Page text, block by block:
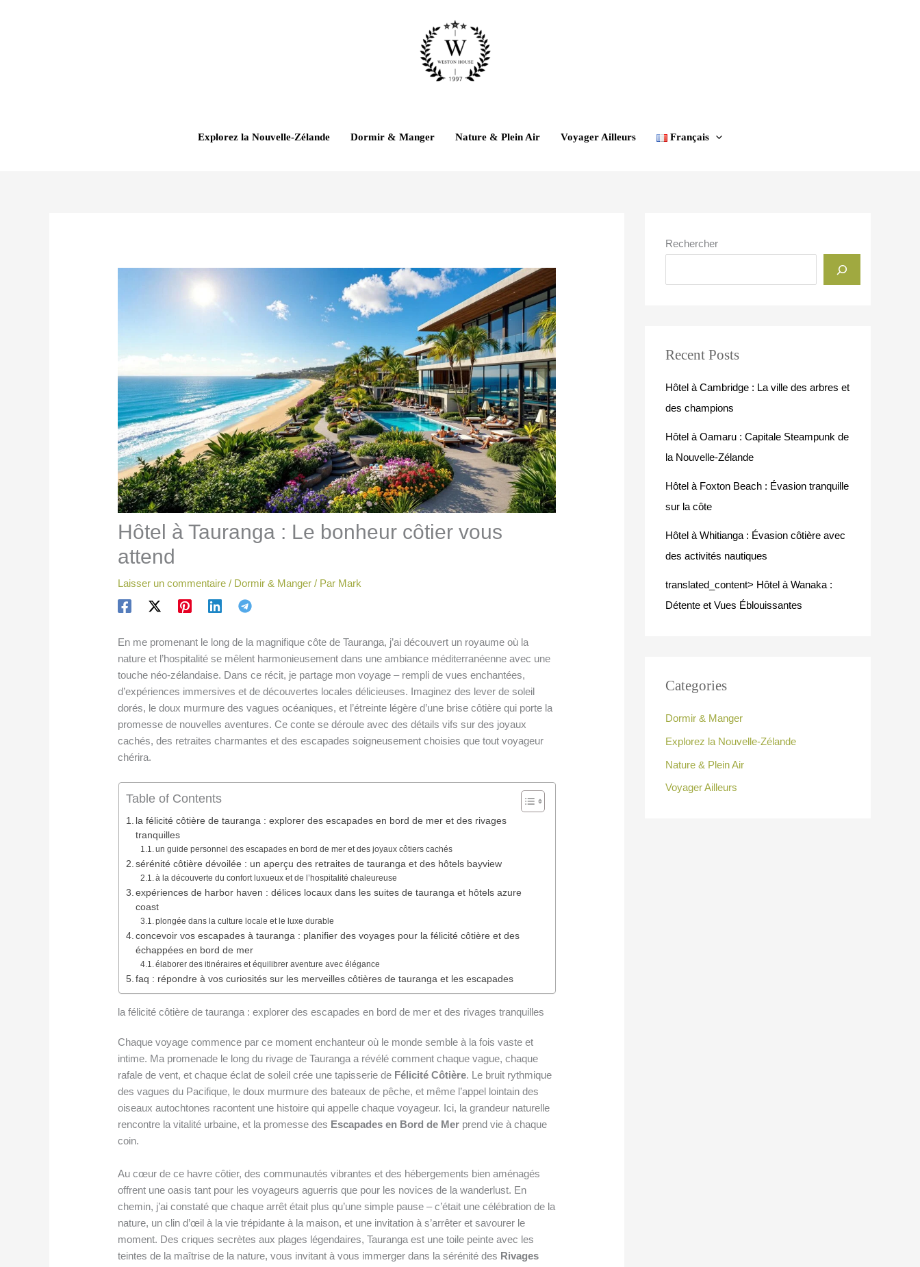
Explorez la Nouvelle-Zélande Dormir & Manger Nature & Plein Air Voyager Ailleurs Français
Hôtel à Tauranga : Le bonheur côtier vous
attend
Laisser un commentaire / Dormir & Manger / Par Mark
En me promenant le long de la magnifique côte de Tauranga, j’ai découvert un royaume où la
nature et l’hospitalité se mêlent harmonieusement dans une ambiance méditerranéenne avec une
touche néo-zélandaise. Dans ce récit, je partage mon voyage – rempli de vues enchantées,
d’expériences immersives et de découvertes locales délicieuses. Imaginez des lever de soleil
dorés, le doux murmure des vagues océaniques, et l’étreinte légère d’une brise côtière qui porte la
promesse de nouvelles aventures. Ce conte se déroule avec des détails vifs sur des joyaux
cachés, des retraites charmantes et des escapades soigneusement choisies que tout voyageur
chérira.
Table of Contents
la félicité côtière de tauranga : explorer des escapades en bord de mer et des rivages
tranquilles
un guide personnel des escapades en bord de mer et des joyaux côtiers cachés
sérénité côtière dévoilée : un aperçu des retraites de tauranga et des hôtels bayview
à la découverte du confort luxueux et de l’hospitalité chaleureuse
expériences de harbor haven : délices locaux dans les suites de tauranga et hôtels azure
coast
plongée dans la culture locale et le luxe durable
concevoir vos escapades à tauranga : planifier des voyages pour la félicité côtière et des
échappées en bord de mer
élaborer des itinéraires et équilibrer aventure avec élégance
faq : répondre à vos curiosités sur les merveilles côtières de tauranga et les escapades
la félicité côtière de tauranga : explorer des escapades en bord de mer et des rivages tranquilles
Chaque voyage commence par ce moment enchanteur où le monde semble à la fois vaste et
intime. Ma promenade le long du rivage de Tauranga a révélé comment chaque vague, chaque
rafale de vent, et chaque éclat de soleil crée une tapisserie de Félicité Côtière. Le bruit rythmique
des vagues du Pacifique, le doux murmure des bateaux de pêche, et même l’appel lointain des
oiseaux autochtones racontent une histoire qui appelle chaque voyageur. Ici, la grandeur naturelle
rencontre la vitalité urbaine, et la promesse des Escapades en Bord de Mer prend vie à chaque
coin.
Au cœur de ce havre côtier, des communautés vibrantes et des hébergements bien aménagés
offrent une oasis tant pour les voyageurs aguerris que pour les novices de la wanderlust. En
chemin, j’ai constaté que chaque arrêt était plus qu’une simple pause – c’était une célébration de la
nature, un clin d’œil à la vie trépidante à la maison, et une invitation à s’arrêter et savourer le
moment. Des criques secrètes aux plages légendaires, Tauranga est une toile peinte avec les
teintes de la maîtrise de la nature, vous invitant à vous immerger dans la sérénité des Rivages
Rechercher
Recent Posts
Hôtel à Cambridge : La ville des arbres et
des champions
Hôtel à Oamaru : Capitale Steampunk de
la Nouvelle-Zélande
Hôtel à Foxton Beach : Évasion tranquille
sur la côte
Hôtel à Whitianga : Évasion côtière avec
des activités nautiques
translated_content> Hôtel à Wanaka :
Détente et Vues Éblouissantes
Categories
Dormir & Manger
Explorez la Nouvelle-Zélande
Nature & Plein Air
Voyager Ailleurs